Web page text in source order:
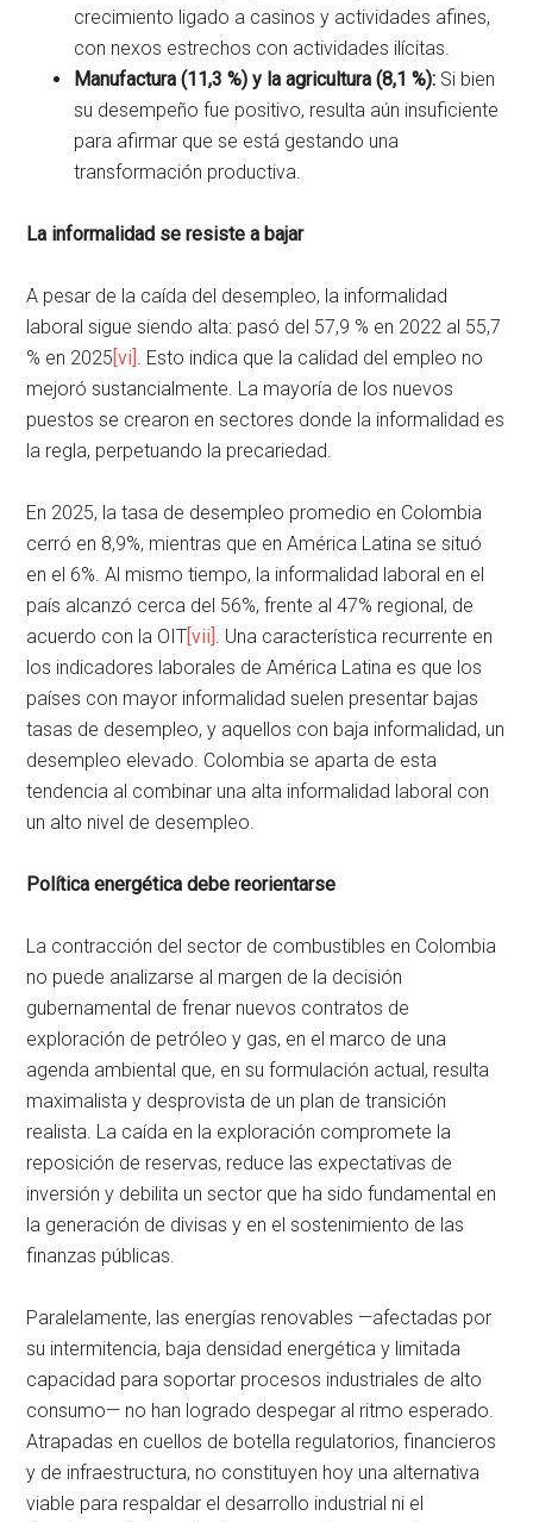
crecimiento ligado a casinos y actividades afines,
con nexos estrechos con actividades ilícitas.
Manufactura (11,3 %) y la agricultura (8,1 %): Si bien
su desempeño fue positivo, resulta aún insuficiente
para afirmar que se está gestando una
transformación productiva.
La informalidad se resiste a bajar
A pesar de la caída del desempleo, la informalidad
laboral sigue siendo alta: pasó del 57,9 % en 2022 al 55,7
% en 2025 [vi] . Esto indica que la calidad del empleo no
mejoró sustancialmente. La mayoría de los nuevos
puestos se crearon en sectores donde la informalidad es
la regla, perpetuando la precariedad.
En 2025, la tasa de desempleo promedio en Colombia
cerró en 8,9%, mientras que en América Latina se situó
en el 6%. Al mismo tiempo, la informalidad laboral en el
país alcanzó cerca del 56%, frente al 47% regional, de
acuerdo con la OIT [vii] . Una característica recurrente en
los indicadores laborales de América Latina es que los
países con mayor informalidad suelen presentar bajas
tasas de desempleo, y aquellos con baja informalidad, un
desempleo elevado. Colombia se aparta de esta
tendencia al combinar una alta informalidad laboral con
un alto nivel de desempleo.
Política energética debe reorientarse
La contracción del sector de combustibles en Colombia
no puede analizarse al margen de la decisión
gubernamental de frenar nuevos contratos de
exploración de petróleo y gas, en el marco de una
agenda ambiental que, en su formulación actual, resulta
maximalista y desprovista de un plan de transición
realista. La caída en la exploración compromete la
reposición de reservas, reduce las expectativas de
inversión y debilita un sector que ha sido fundamental en
la generación de divisas y en el sostenimiento de las
finanzas públicas.
Paralelamente, las energías renovables —afectadas por
su intermitencia, baja densidad energética y limitada
capacidad para soportar procesos industriales de alto
consumo— no han logrado despegar al ritmo esperado.
Atrapadas en cuellos de botella regulatorios, financieros
y de infraestructura, no constituyen hoy una alternativa
viable para respaldar el desarrollo industrial ni el